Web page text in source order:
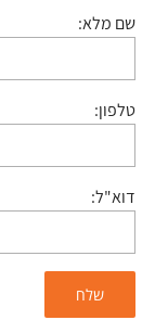
שם מלא:
טלפון:
דוא"ל: